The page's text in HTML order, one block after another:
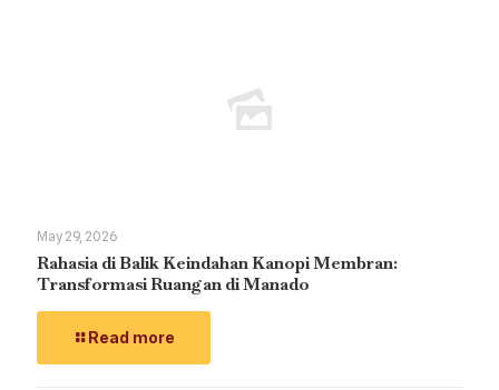
May 29, 2026
Rahasia di Balik Keindahan Kanopi Membran:
Transformasi Ruangan di Manado
Read more